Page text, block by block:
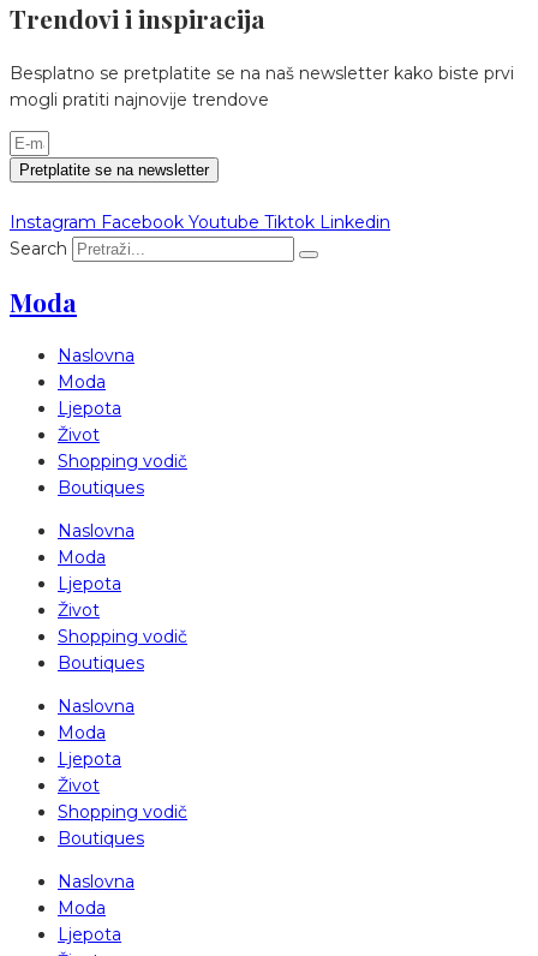
Trendovi i inspiracija
Besplatno se pretplatite se na naš newsletter kako biste prvi
mogli pratiti najnovije trendove
Pretplatite se na newsletter
Instagram Facebook Youtube Tiktok Linkedin
Search
Moda
Naslovna
Moda
Ljepota
Život
Shopping vodič
Boutiques
Naslovna
Moda
Ljepota
Život
Shopping vodič
Boutiques
Naslovna
Moda
Ljepota
Život
Shopping vodič
Boutiques
Naslovna
Moda
Ljepota